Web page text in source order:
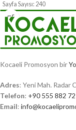
Sayfa Sayısı: 240
Kocaeli Promosyon bir
Adres: Yeni Mah. Radar
Telefon: +90 555 882
Email: